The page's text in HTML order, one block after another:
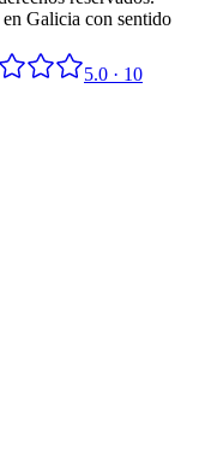
Galicia con sentido
5.0 · 10